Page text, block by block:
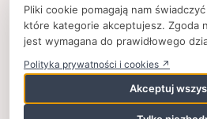
Strona
Polityka
Kontakt
Strony
Pliki cookie pomagają nam
które kategorie akceptujesz. Zgoda
jest wymagana do prawidłowego
Polityka prywatności i cookies ↗
Akceptuj